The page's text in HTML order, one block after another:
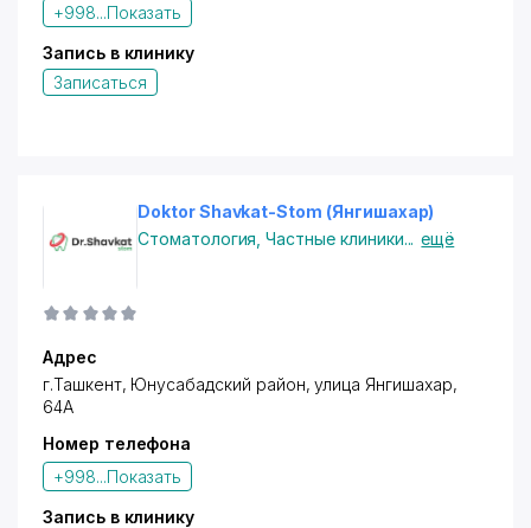
+998...Показать
Запись в клинику
Записаться
Doktor Shavkat-Stom (Янгишахар)
Стоматология ,Частные клиники... ещё
Адрес
г.Ташкент, Юнусабадский район, улица Янгишахар,
64A
Номер телефона
+998...Показать
Запись в клинику